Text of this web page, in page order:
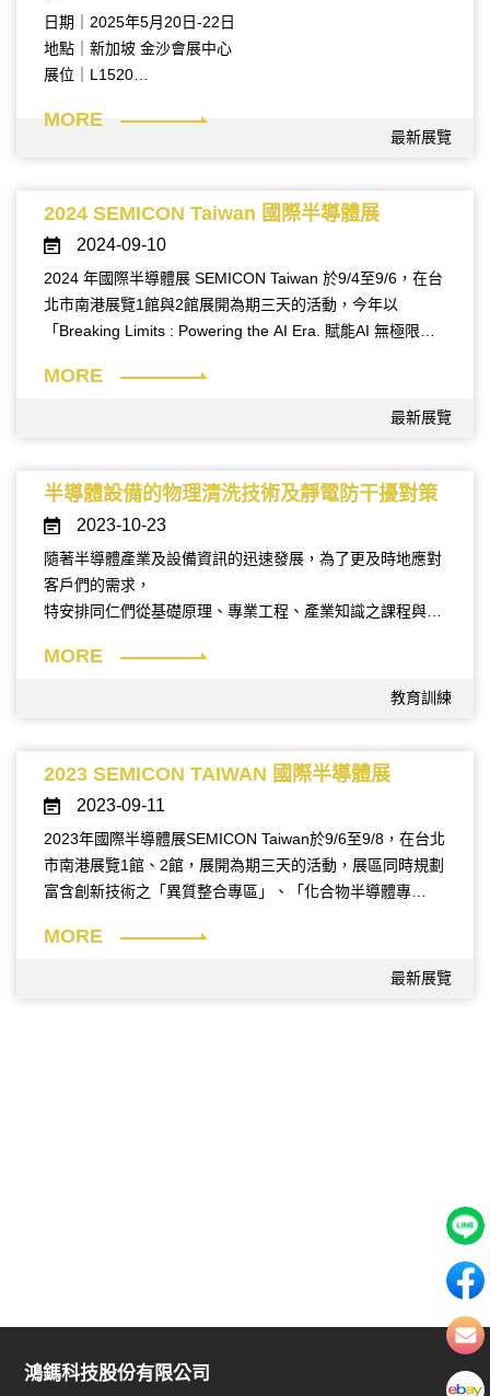
透過這場展覽，台灣再次展現其在全球半導體供應鏈中的關
鍵地位與技術領導實力，引領未來科技發展方向。
展覽地點：
南港展覽館2館1樓 展位Q5130
歡迎蒞臨 Q5130 展位，一同探索智慧製造的未來！
日期｜2025年5月20日-22日
地點｜新加坡 金沙會展中心
展位｜L1520
訊與技術簡介，
若有相關需求，請隨時聯繫 hmsales@hommer.com.tw，謝
謝。
MORE
最新展覽
2024 SEMICON Taiwan 國際半導體展
2024-09-10
2024 年國際半導體展 SEMICON Taiwan 於9/4至9/6，在台
北市南港展覽1館與2館展開為期三天的活動，今年以
「Breaking Limits : Powering the AI Era. 賦能AI 無極限」
締新高！
鴻鎷科技衷心感謝所有貴賓們的共襄盛舉，您的參訪與探
何照片需求，亦歡迎來信聯繫，期待明年的相見！
MORE
最新展覽
半導體設備的物理清洗技術及靜電防干擾對策
2023-10-23
隨著半導體產業及設備資訊的迅速發展，為了更及時地應對
客戶們的需求，
特安排同仁們從基礎原理、專業工程、產業知識之課程與討
期許團隊能有進一步成長，提供您更專業的服務資訊！
MORE
教育訓練
2023 SEMICON TAIWAN 國際半導體展
2023-09-11
2023年國際半導體展SEMICON Taiwan於9/6至9/8，在台北
市南港展覽1館、2館，展開為期三天的活動，展區同時規劃
富含創新技術之「異質整合專區」、「化合物半導體專
展」等12大展覽主題專區，匯聚業界精英和專業人士，共同
MORE
最新展覽
鴻鎷科技股份有限公司